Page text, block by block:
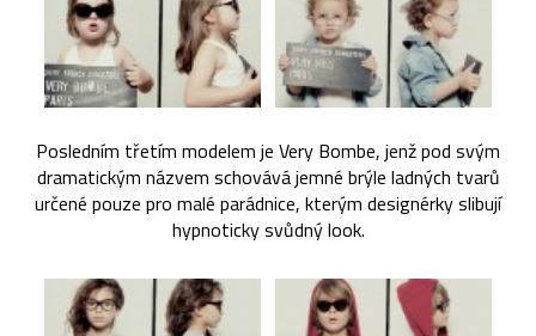
Posledním třetím modelem je Very Bombe, jenž pod svým
dramatickým názvem schovává jemné brýle ladných tvarů
určené pouze pro malé parádnice, kterým designérky slibují
hypnoticky svůdný look.